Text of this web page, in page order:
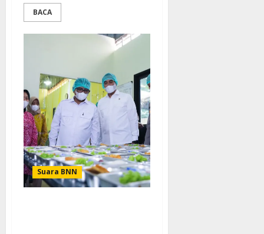
BACA
Suara BNN